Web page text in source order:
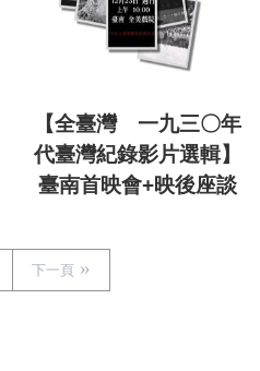
【全臺灣 一九三〇年
代臺灣紀錄影片選輯】
臺南首映會+映後座談
下一頁